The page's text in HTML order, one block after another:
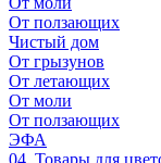
От ползающих
Чистый дом
От грызунов
От летающих
От моли
От ползающих
ЭФА
04. Товары для